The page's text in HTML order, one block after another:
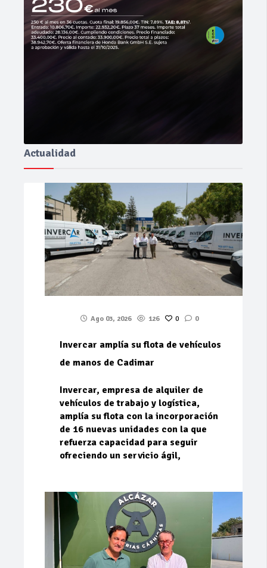
Actualidad
Ago 03, 2026 126 0 0
Invercar amplía su flota de vehículos
de manos de Cadimar
Invercar, empresa de alquiler de
vehículos de trabajo y logística,
amplía su flota con la incorporación
de 16 nuevas unidades con la que
refuerza capacidad para seguir
ofreciendo un servicio ágil,